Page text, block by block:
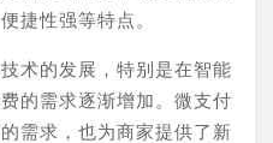
捷性强等特点。
术的发展，特别是在智能
的需求逐渐增加。微支付
需求，也为商家提供了新